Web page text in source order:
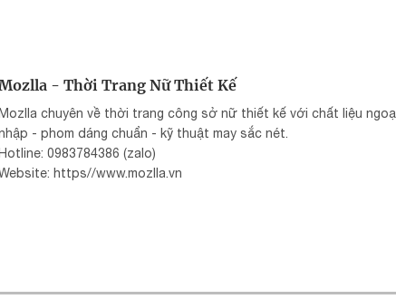
- Thời Trang Nữ Thiết Kế
Mozlla chuyên về thời trang công sở nữ thiết kế với chất liệu
- phom dáng chuẩn - kỹ thuật may sắc nét.
Hotline: 0983784386 (zalo)
https//www.mozlla.vn